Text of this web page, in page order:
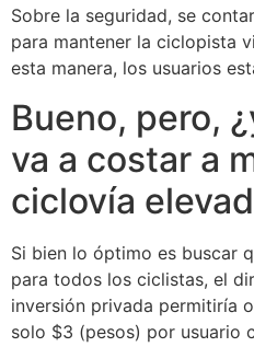
Sobre la seguridad, se
para mantener la ciclopista
esta manera, los usuarios
Bueno, pero,
va a costar a
ciclovía
Si bien lo óptimo es buscar
para todos los ciclistas, el
inversión privada permitiría
solo $3 (pesos) por usuario